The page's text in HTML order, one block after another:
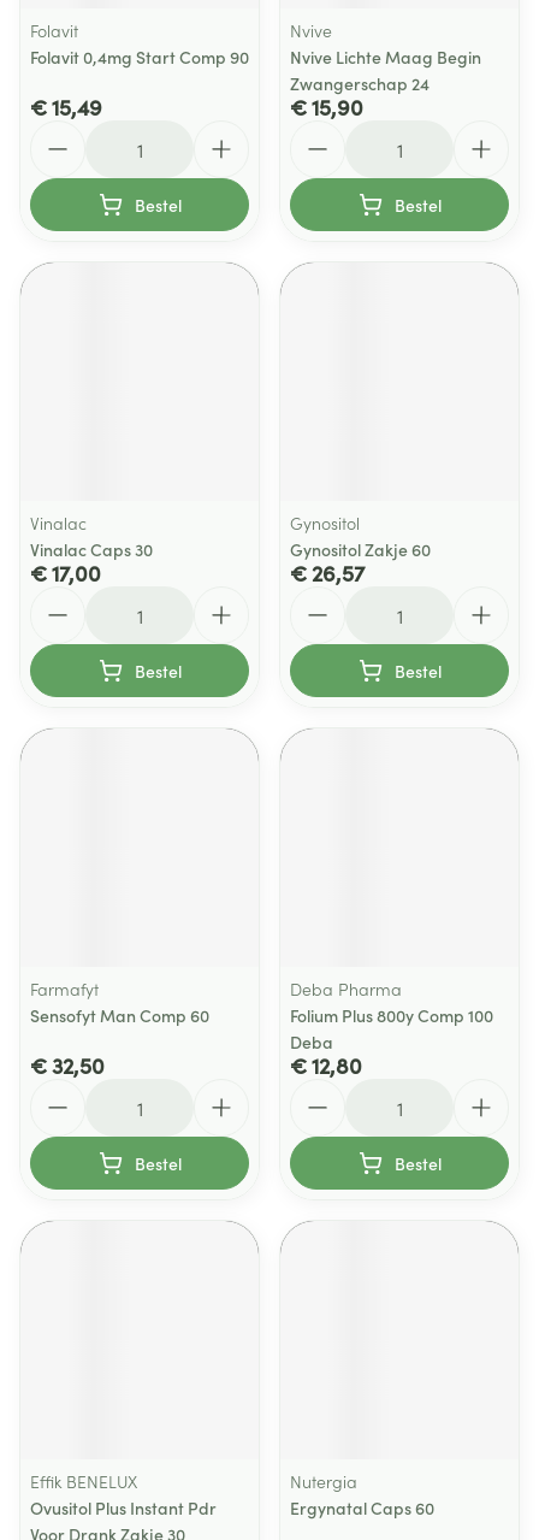
Folavit
Folavit 0,4mg Start Comp 90
€ 15,49
Bestel
Nvive
Nvive Lichte Maag Begin
Zwangerschap 24
€ 15,90
Bestel
Vinalac
Vinalac Caps 30
€ 17,00
Bestel
Gynositol
Gynositol Zakje 60
€ 26,57
Bestel
Farmafyt
Sensofyt Man Comp 60
€ 32,50
Bestel
Deba Pharma
Folium Plus 800y Comp 100
Deba
€ 12,80
Bestel
Effik BENELUX
Ovusitol Plus Instant Pdr
Voor Drank Zakje 30
Nutergia
Ergynatal Caps 60